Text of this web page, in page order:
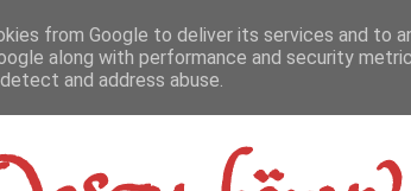
from Google to deliver its services and to
along with performance and security
and address abuse.